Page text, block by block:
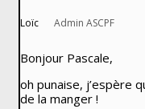
Loïc Admin ASCPF
Bonjour Pascale,
oh punaise, j’espère
de la manger !